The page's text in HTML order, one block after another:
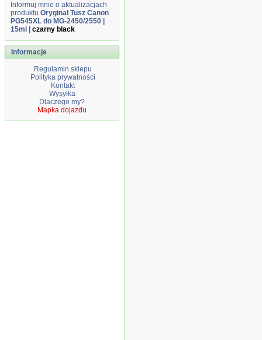
Informuj mnie o aktualizacjach
produktu Oryginał Tusz Canon
PG545XL do MG-2450/2550 |
15ml | czarny black
Informacje
Regulamin sklepu
Polityka prywatności
Kontakt
Wysyłka
Dlaczego my?
Mapka dojazdu